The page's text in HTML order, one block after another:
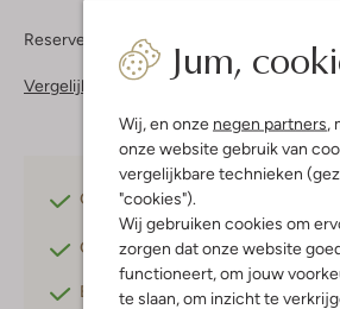
Jum,
Wij, en onze negen partners,
onze website gebruik van
vergelijkbare technieken
"cookies").
Wij gebruiken cookies om
zorgen dat onze website
functioneert, om jouw
te slaan, om inzicht te
Reserveer direct in een van onze 37
Vergelijkbare items
Gratis verzending
Gratis retournerenbinnen 30
Betaal achteraf met Klarna